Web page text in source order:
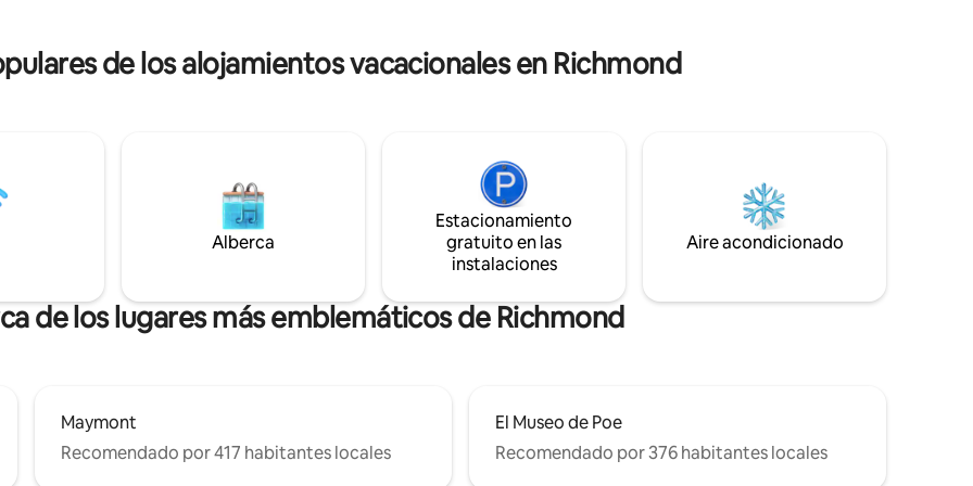
la fogata.
del sitio.
de los alojamientos vacacionales en Richmond
Alberca
Estacionamiento
gratuito en las
instalaciones
Aire acondicionado
de los lugares más emblemáticos de Richmond
Maymont
Recomendado por 417 habitantes locales
El Museo de Poe
Recomendado por 376 habitantes locales